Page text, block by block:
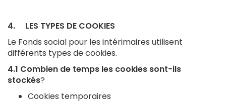
4. LES TYPES DE COOKIES
Le Fonds social pour les intérimaires utilisent
différents types de cookies.
4.1 Combien de temps les cookies sont-ils
stockés?
Cookies temporaires